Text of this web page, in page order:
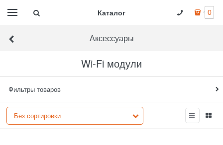
Каталог 0
Аксессуары
Wi-Fi модули
Фильтры товаров